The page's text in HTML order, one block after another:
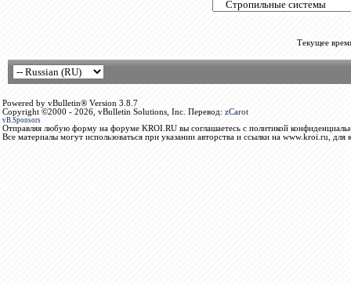
Текущее
Powered by vBulletin® Version 3.8.7
Copyright ©2000 - 2026, vBulletin Solutions, Inc. Перевод: zCarot
vB.Sponsors
Отправляя любую форму на форуме KROI.RU вы соглашаетесь с политикой
Все материалы могут использоваться при указании авторства и ссылки на www.kroi.ru, для